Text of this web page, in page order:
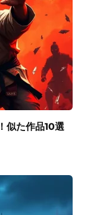
似た作品10選